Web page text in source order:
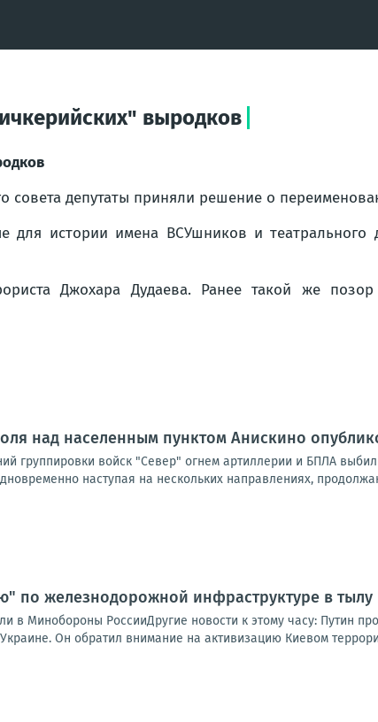
выродков
совета депутаты приняли решение о
истории имена ВСУшников и театрального
Джохара Дудаева. Ранее такой же
над населенным пунктом Анискино
группировки войск "Север" огнем артиллерии и БПЛА
наступая на нескольких направлениях,
по железнодорожной инфраструктуре в тылу
в Минобороны РоссииДругие новости к этому часу: Путин
Он обратил внимание на активизацию Киевом